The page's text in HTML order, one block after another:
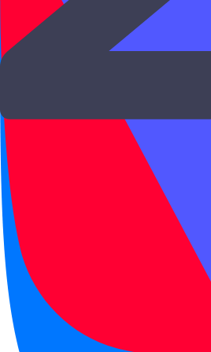
Международный